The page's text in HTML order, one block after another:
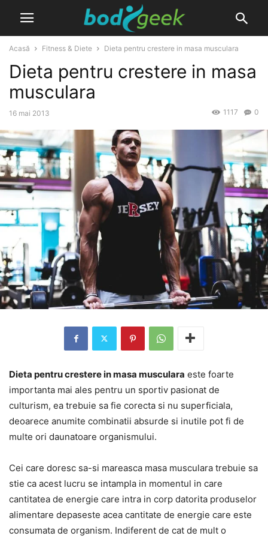
Acasă Fitness & Diete Dieta pentru crestere in masa musculara
Dieta pentru crestere in masa
musculara
16 mai 2013 0
1117
Dieta pentru crestere in masa musculara este foarte
importanta mai ales pentru un sportiv pasionat de
culturism, ea trebuie sa fie corecta si nu superficiala,
deoarece anumite combinatii absurde si inutile pot fi de
multe ori daunatoare organismului.
Cei care doresc sa-si mareasca masa musculara trebuie sa
stie ca acest lucru se intampla in momentul in care
cantitatea de energie care intra in corp datorita produselor
alimentare depaseste acea cantitate de energie care este
consumata de organism. Indiferent de cat de mult o